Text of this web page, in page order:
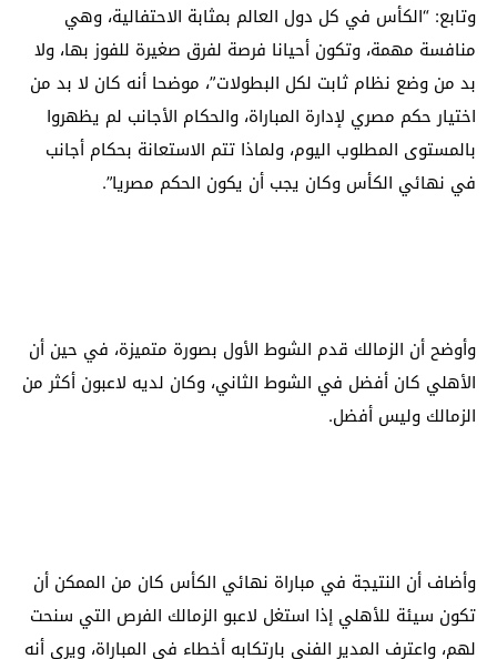
وتابع: “الكأس في كل دول العالم بمثابة الاحتفالية، وهي
منافسة مهمة، وتكون أحيانا فرصة لفرق صغيرة للفوز بها، ولا
بد من وضع نظام ثابت لكل البطولات”، موضحا أنه كان لا بد من
اختيار حكم مصري لإدارة المباراة، والحكام الأجانب لم يظهروا
بالمستوى المطلوب اليوم، ولماذا تتم الاستعانة بحكام أجانب
في نهائي الكأس وكان يجب أن يكون الحكم مصريا”.
وأوضح أن الزمالك قدم الشوط الأول بصورة متميزة، في حين أن
الأهلي كان أفضل في الشوط الثاني، وكان لديه لاعبون أكثر من
الزمالك وليس أفضل.
وأضاف أن النتيجة في مباراة نهائي الكأس كان من الممكن أن
تكون سيئة للأهلي إذا استغل لاعبو الزمالك الفرص التي سنحت
لهم، واعترف المدير الفني بارتكابه أخطاء في المباراة، ويرى أنه